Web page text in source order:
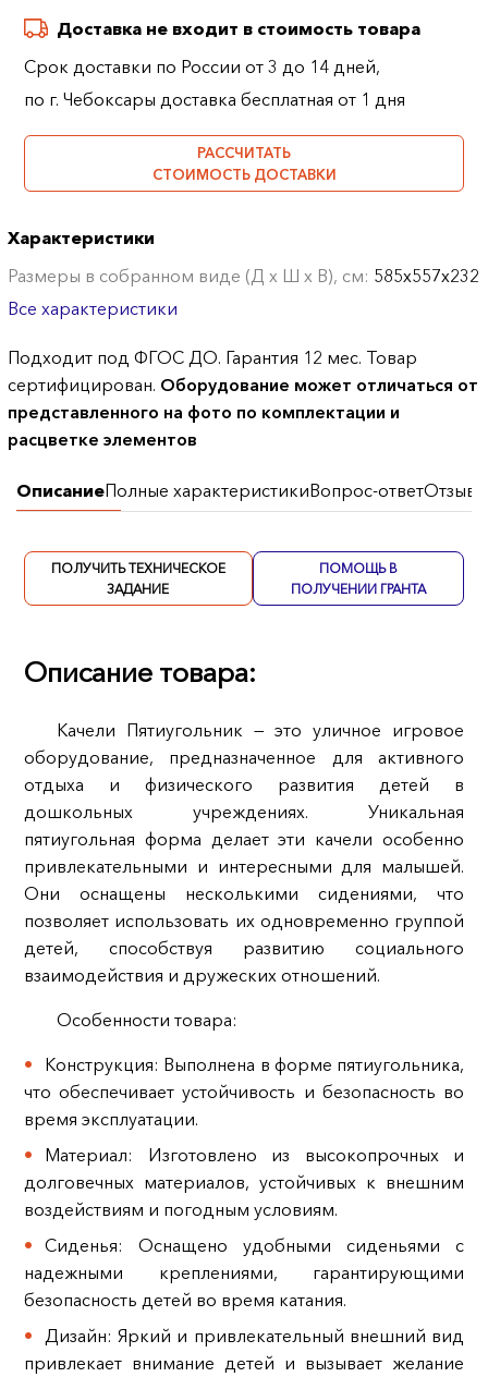
Доставка не входит в стоимость товара
Срок доставки по России от 3 до 14 дней,
по г. Чебоксары доставка бесплатная от 1 дня
РАССЧИТАТЬ
СТОИМОСТЬ ДОСТАВКИ
Характеристики
Размеры в собранном виде (Д х Ш х В), см: 585х557х232
Все характеристики
Подходит под ФГОС ДО. Гарантия 12 мес. Товар
сертифицирован. Оборудование может отличаться от
представленного на фото по комплектации и
расцветке элементов
ОписаниеПолные характеристикиВопрос-ответОтзывы
ПОЛУЧИТЬ ТЕХНИЧЕСКОЕ
ЗАДАНИЕ
ПОМОЩЬ В
ПОЛУЧЕНИИ ГРАНТА
Описание товара:
Качели Пятиугольник — это уличное игровое
оборудование, предназначенное для активного
отдыха и физического развития детей в
дошкольных учреждениях. Уникальная
пятиугольная форма делает эти качели особенно
привлекательными и интересными для малышей.
Они оснащены несколькими сидениями, что
позволяет использовать их одновременно группой
детей, способствуя развитию социального
взаимодействия и дружеских отношений.
Особенности товара:
Конструкция: Выполнена в форме пятиугольника,
что обеспечивает устойчивость и безопасность во
время эксплуатации.
Материал: Изготовлено из высокопрочных и
долговечных материалов, устойчивых к внешним
воздействиям и погодным условиям.
Сиденья: Оснащено удобными сиденьями с
надежными креплениями, гарантирующими
безопасность детей во время катания.
Дизайн: Яркий и привлекательный внешний вид
привлекает внимание детей и вызывает желание